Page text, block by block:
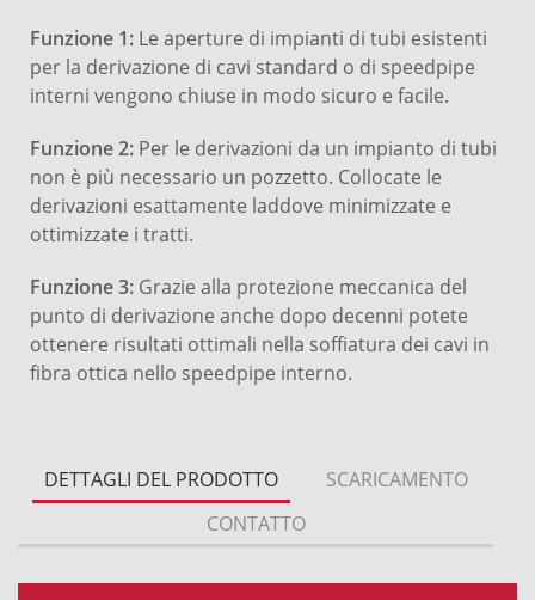
Funzione 1: Le aperture di impianti di tubi esistenti
per la derivazione di cavi standard o di speedpipe
interni vengono chiuse in modo sicuro e facile.
Funzione 2: Per le derivazioni da un impianto di tubi
non è più necessario un pozzetto. Collocate le
derivazioni esattamente laddove minimizzate e
ottimizzate i tratti.
Funzione 3: Grazie alla protezione meccanica del
punto di derivazione anche dopo decenni potete
ottenere risultati ottimali nella soffiatura dei cavi in
fibra ottica nello speedpipe interno.
DETTAGLI DEL PRODOTTO
SCARICAMENTO
CONTATTO